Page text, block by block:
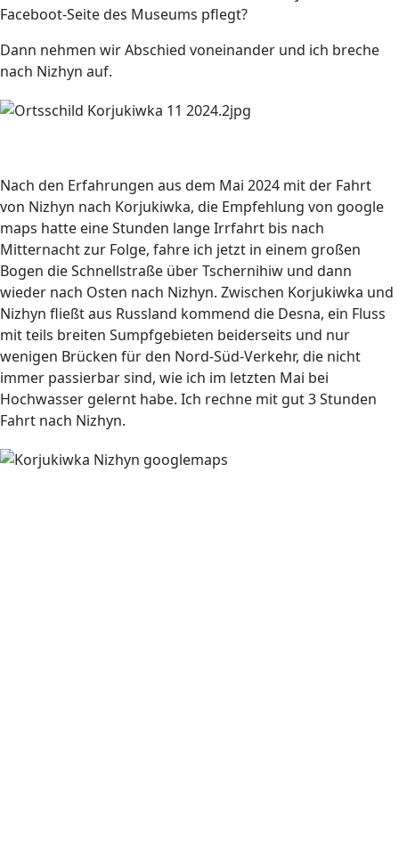
Faceboot-Seite des Museums pflegt?
Dann nehmen wir Abschied voneinander und ich breche
nach Nizhyn auf.
Nach den Erfahrungen aus dem Mai 2024 mit der Fahrt
von Nizhyn nach Korjukiwka, die Empfehlung von google
maps hatte eine Stunden lange Irrfahrt bis nach
Mitternacht zur Folge, fahre ich jetzt in einem großen
Bogen die Schnellstraße über Tschernihiw und dann
wieder nach Osten nach Nizhyn. Zwischen Korjukiwka und
Nizhyn fließt aus Russland kommend die Desna, ein Fluss
mit teils breiten Sumpfgebieten beiderseits und nur
wenigen Brücken für den Nord-Süd-Verkehr, die nicht
immer passierbar sind, wie ich im letzten Mai bei
Hochwasser gelernt habe. Ich rechne mit gut 3 Stunden
Fahrt nach Nizhyn.